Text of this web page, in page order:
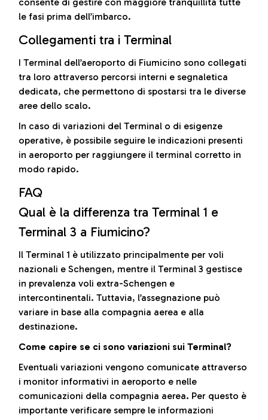
le fasi prima dell’imbarco.
Collegamenti tra i Terminal
I Terminal dell’aeroporto di Fiumicino sono collegati
tra loro attraverso percorsi interni e segnaletica
dedicata, che permettono di spostarsi tra le diverse
aree dello scalo.
In caso di variazioni del Terminal o di esigenze
operative, è possibile seguire le indicazioni presenti
in aeroporto per raggiungere il terminal corretto in
modo rapido.
FAQ
Qual è la differenza tra Terminal 1 e
Terminal 3 a Fiumicino?
Il Terminal 1 è utilizzato principalmente per voli
nazionali e Schengen, mentre il Terminal 3 gestisce
in prevalenza voli extra-Schengen e
intercontinentali. Tuttavia, l’assegnazione può
variare in base alla compagnia aerea e alla
destinazione.
Come capire se ci sono variazioni sui Terminal?
Eventuali variazioni vengono comunicate attraverso
i monitor informativi in aeroporto e nelle
comunicazioni della compagnia aerea. Per questo è
importante verificare sempre le informazioni